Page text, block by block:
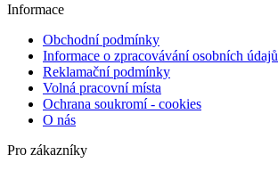
Informace
Obchodní podmínky
Informace o zpracovávání osobních údajů
Reklamační podmínky
Volná pracovní místa
Ochrana soukromí - cookies
O nás
Pro zákazníky